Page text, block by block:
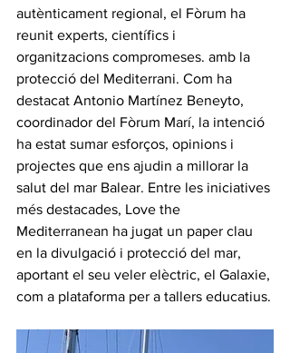
autènticament regional, el Fòrum ha
reunit experts, científics i
organitzacions compromeses. amb la
protecció del Mediterrani. Com ha
destacat Antonio Martínez Beneyto,
coordinador del Fòrum Marí, la intenció
ha estat sumar esforços, opinions i
projectes que ens ajudin a millorar la
salut del mar Balear. Entre les iniciatives
més destacades, Love the
Mediterranean ha jugat un paper clau
en la divulgació i protecció del mar,
aportant el seu veler elèctric, el Galaxie,
com a plataforma per a tallers educatius.